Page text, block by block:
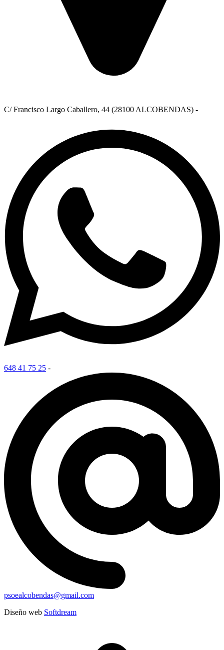
C/ Francisco Largo Caballero, 44 (28100 ALCOBENDAS) -
648 41 75 25 -
psoealcobendas@gmail.com
Diseño web Softdream